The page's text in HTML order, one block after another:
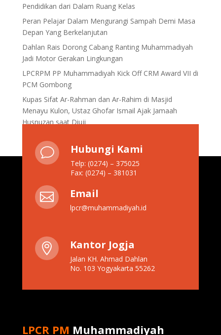
Pendidikan dari Dalam Ruang Kelas
Peran Pelajar Dalam Mengurangi Sampah Demi Masa
Depan Yang Berkelanjutan
Dahlan Rais Dorong Cabang Ranting Muhammadiyah
Jadi Motor Gerakan Lingkungan
LPCRPM PP Muhammadiyah Kick Off CRM Award VII di
PCM Gombong
Kupas Sifat Ar-Rahman dan Ar-Rahim di Masjid
Menayu Kulon, Ustaz Ghofar Ismail Ajak Jamaah
Husnuzan saat Diuji
v Hubungi Kami
Telp: (0274) – 375025
Fax: (0274) – 381031
 Email
lpcr@muhammadiyah.id
 Kantor Jogja
Jalan KH. Ahmad Dahlan
No. 103 Yogyakarta 55262
LPCR PM Muhammadiyah